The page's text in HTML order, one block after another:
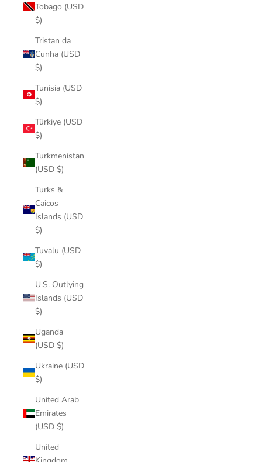
Tobago (USD
$)
Tristan da
Cunha (USD
$)
Tunisia (USD
$)
Türkiye (USD
$)
Turkmenistan
(USD $)
Turks &
Caicos
Islands (USD
$)
Tuvalu (USD
$)
U.S. Outlying
Islands (USD
$)
Uganda
(USD $)
Ukraine (USD
$)
United Arab
Emirates
(USD $)
United